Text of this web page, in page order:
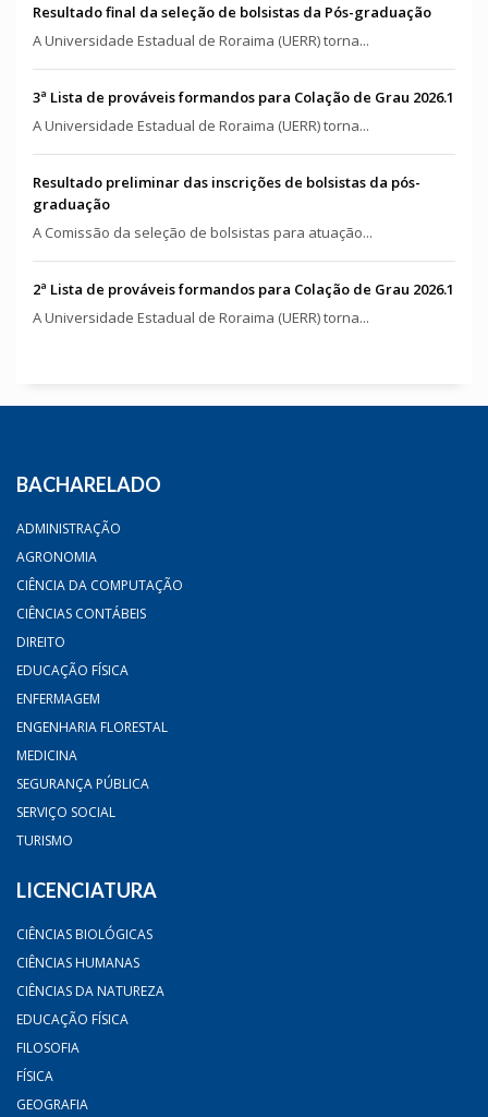
Resultado final da seleção de bolsistas da Pós-graduação
A Universidade Estadual de Roraima (UERR) torna...
3ª Lista de prováveis formandos para Colação de Grau 2026.1
A Universidade Estadual de Roraima (UERR) torna...
Resultado preliminar das inscrições de bolsistas da pós-
graduação
A Comissão da seleção de bolsistas para atuação...
2ª Lista de prováveis formandos para Colação de Grau 2026.1
A Universidade Estadual de Roraima (UERR) torna...
BACHARELADO
ADMINISTRAÇÃO
AGRONOMIA
CIÊNCIA DA COMPUTAÇÃO
CIÊNCIAS CONTÁBEIS
DIREITO
EDUCAÇÃO FÍSICA
ENFERMAGEM
ENGENHARIA FLORESTAL
MEDICINA
SEGURANÇA PÚBLICA
SERVIÇO SOCIAL
TURISMO
LICENCIATURA
CIÊNCIAS BIOLÓGICAS
CIÊNCIAS HUMANAS
CIÊNCIAS DA NATUREZA
EDUCAÇÃO FÍSICA
FILOSOFIA
FÍSICA
GEOGRAFIA